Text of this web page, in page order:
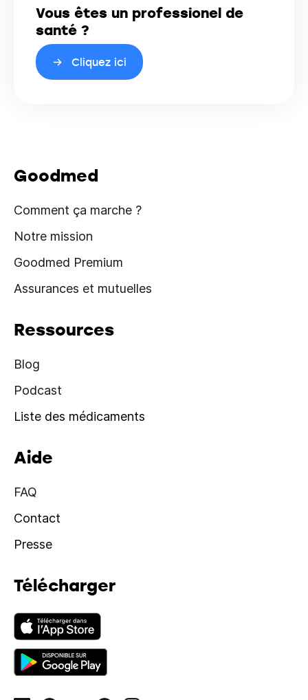
Vous êtes un professionel de
santé ?
Cliquez ici
Goodmed
Comment ça marche ?
Notre mission
Goodmed Premium
Assurances et mutuelles
Ressources
Blog
Podcast
Liste des médicaments
Aide
FAQ
Contact
Presse
Télécharger